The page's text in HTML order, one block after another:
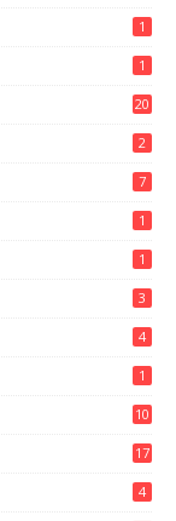
1
1
20
2
7
1
1
3
4
1
10
17
4